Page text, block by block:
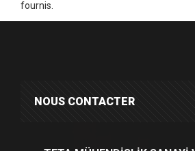
fournis.
NOUS CONTACTER